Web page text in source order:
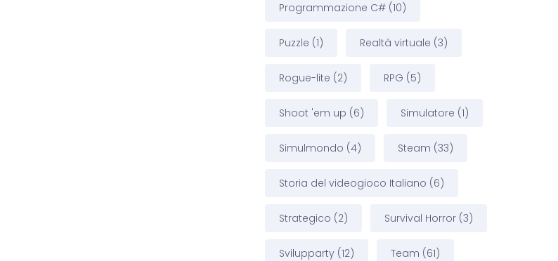
Programmazione C# (10)
Puzzle (1) Realtà virtuale (3)
Rogue-lite (2) RPG (5)
Shoot 'em up (6) Simulatore (1)
Simulmondo (4) Steam (33)
Storia del videogioco Italiano (6)
Strategico (2) Survival Horror (3)
Svilupparty (12) Team (61)